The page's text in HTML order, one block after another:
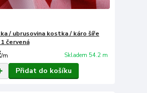
/ ubrusovina kostka / káro šíře
červená
/m Skladem 54.2 m
Přidat do košíku